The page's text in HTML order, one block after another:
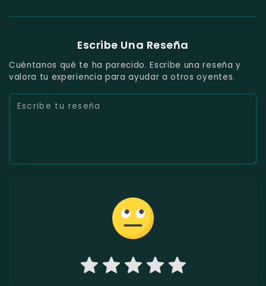
Escribe Una Reseña
Cuéntanos qué te ha parecido. Escribe una reseña y
valora tu experiencia para ayudar a otros oyentes.